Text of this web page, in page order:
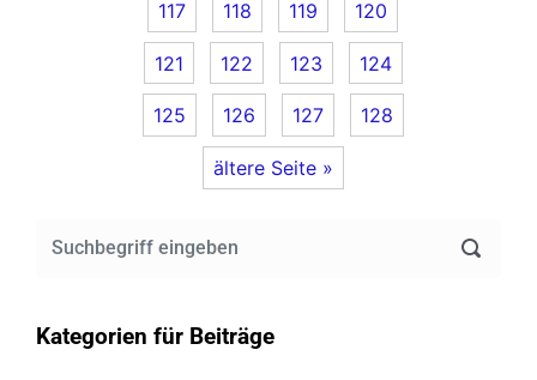
117 118 119 120
121 122 123 124
125 126 127 128
ältere Seite »
Kategorien für Beiträge